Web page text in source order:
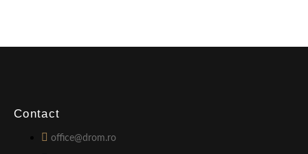
Contact
office@drom.ro